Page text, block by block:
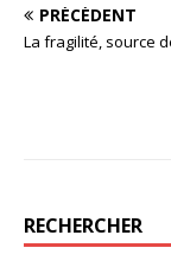
PRÉCÉDENT
La fragilité, source
RECHERCHER